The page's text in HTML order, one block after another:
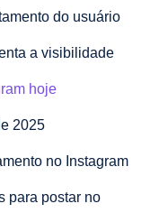
do usuário
a visibilidade
hoje
2025
no Instagram
para postar no